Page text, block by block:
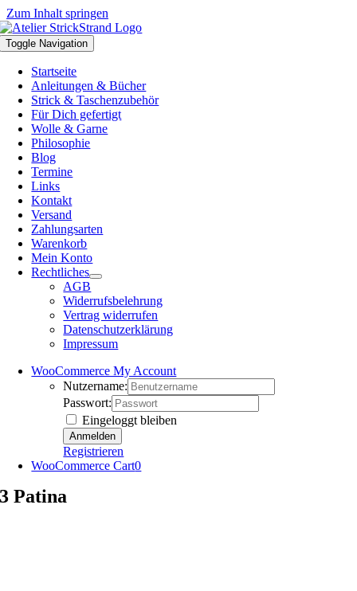
Zum Inhalt springen
Toggle Navigation
Startseite
Anleitungen & Bücher
Strick & Taschenzubehör
Für Dich gefertigt
Wolle & Garne
Philosophie
Blog
Termine
Links
Kontakt
Versand
Zahlungsarten
Warenkorb
Mein Konto
Rechtliches
AGB
Widerrufsbelehrung
Vertrag widerrufen
Datenschutzerklärung
Impressum
WooCommerce My Account
Nutzername:
Passwort:
Eingeloggt bleiben
Registrieren
WooCommerce Cart0
3 Patina